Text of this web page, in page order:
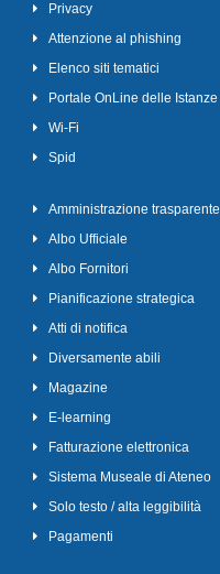
Privacy
Attenzione al phishing
Elenco siti tematici
Portale OnLine delle Istanze
Wi-Fi
Spid
Amministrazione trasparente
Albo Ufficiale
Albo Fornitori
Pianificazione strategica
Atti di notifica
Diversamente abili
Magazine
E-learning
Fatturazione elettronica
Sistema Museale di Ateneo
Solo testo / alta leggibilità
Pagamenti